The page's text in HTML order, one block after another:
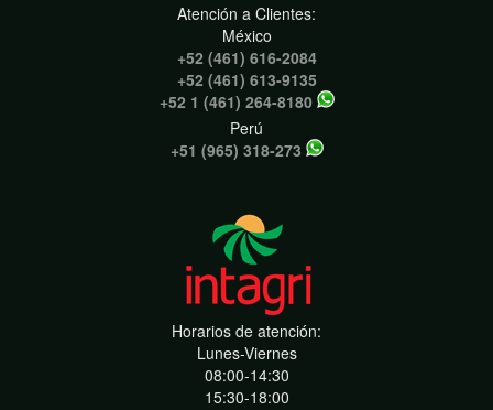
Atención a Clientes:
México
+52 (461) 616-2084
+52 (461) 613-9135
+52 1 (461) 264-8180
Perú
+51 (965) 318-273
Horarios de atención:
Lunes-Viernes
08:00-14:30
15:30-18:00